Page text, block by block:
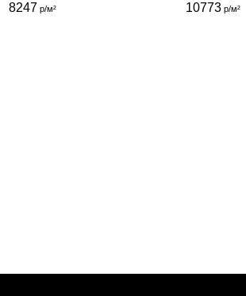
8247 р/м² 10773 р/м²